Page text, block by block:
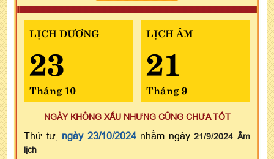
LỊCH DƯƠNG
23
Tháng 10
LỊCH ÂM
21
Tháng 9
NGÀY KHÔNG XẤU NHƯNG CŨNG CHƯA TỐT
Thứ tư, ngày 23/10/2024nhằm ngày21/9/2024 Âm
lịch